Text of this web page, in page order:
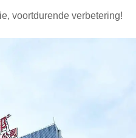
voortdurende verbetering!